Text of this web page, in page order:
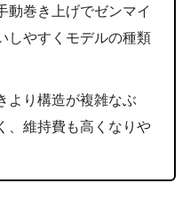
動巻き上げでゼンマイ
しやすくモデルの種類
より構造が複雑なぶ
、維持費も高くなりや